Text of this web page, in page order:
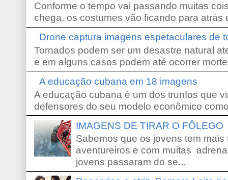
Conforme o tempo vai passando muitas
chega, os costumes vão ficando para atrás
Drone captura imagens espetaculares de
Tornados podem ser um desastre natural
e em alguns casos podem até ocorrer
A educação cubana em 18 imagens
A educação cubana é um dos trunfos que
defensores do seu modelo econômico
IMAGENS DE TIRAR O FÔLEGO
Sabemos que os jovens tem
aventureiros e com muitas
jovens passaram do se...